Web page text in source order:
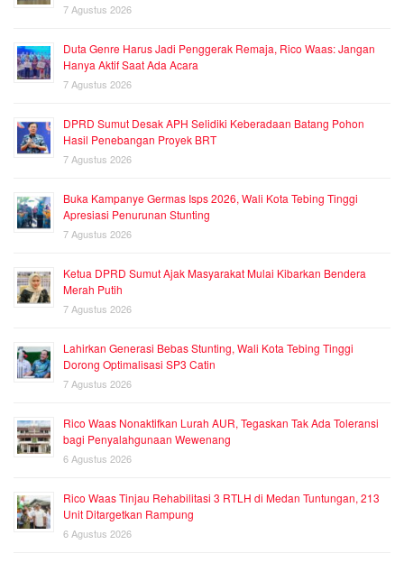
7 Agustus 2026
Duta Genre Harus Jadi Penggerak Remaja, Rico Waas: Jangan
Hanya Aktif Saat Ada Acara
7 Agustus 2026
DPRD Sumut Desak APH Selidiki Keberadaan Batang Pohon
Hasil Penebangan Proyek BRT
7 Agustus 2026
Buka Kampanye Germas Isps 2026, Wali Kota Tebing Tinggi
Apresiasi Penurunan Stunting
7 Agustus 2026
Ketua DPRD Sumut Ajak Masyarakat Mulai Kibarkan Bendera
Merah Putih
7 Agustus 2026
Lahirkan Generasi Bebas Stunting, Wali Kota Tebing Tinggi
Dorong Optimalisasi SP3 Catin
7 Agustus 2026
Rico Waas Nonaktifkan Lurah AUR, Tegaskan Tak Ada Toleransi
bagi Penyalahgunaan Wewenang
6 Agustus 2026
Rico Waas Tinjau Rehabilitasi 3 RTLH di Medan Tuntungan, 213
Unit Ditargetkan Rampung
6 Agustus 2026